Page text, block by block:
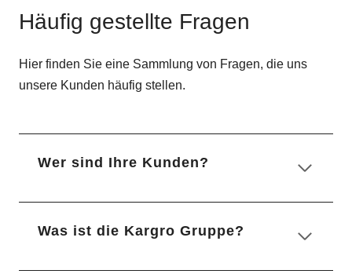
Häufig gestellte Fragen
Hier finden Sie eine Sammlung von Fragen, die uns
unsere Kunden häufig stellen.
Wer sind Ihre Kunden?
Was ist die Kargro Gruppe?